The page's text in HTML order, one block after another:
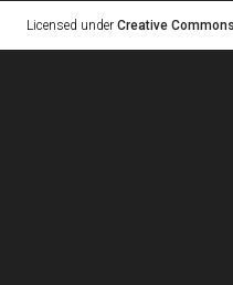
Licensed under Creative